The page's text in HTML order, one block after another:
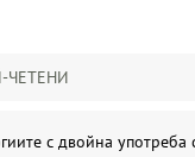
ЧЕТЕНИ
с двойна употреба